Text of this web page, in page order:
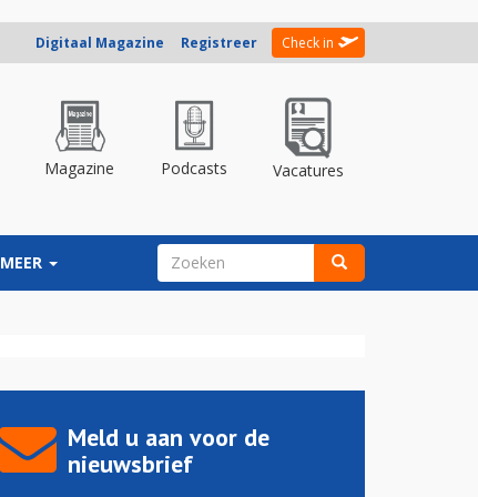
Digitaal Magazine Registreer Check in
Magazine Podcasts Vacatures
MEER ZOEKVELD
Meld u aan voor de
nieuwsbrief